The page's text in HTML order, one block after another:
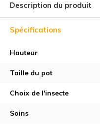
Description du produit
Spécifications
Hauteur
Taille du pot
Choix de l'insecte
Soins